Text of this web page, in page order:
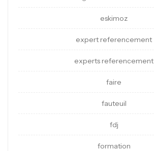
eskimoz
expert referencement
experts referencement
faire
fauteuil
fdj
formation